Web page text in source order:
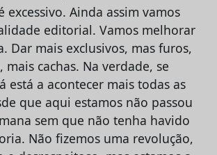
excessivo. Ainda assim vamos
editorial. Vamos melhorar
Dar mais exclusivos, mas furos,
mais cachas. Na verdade, se
está a acontecer mais todas as
que aqui estamos não passou
sem que não tenha havido
Não fizemos uma revolução,